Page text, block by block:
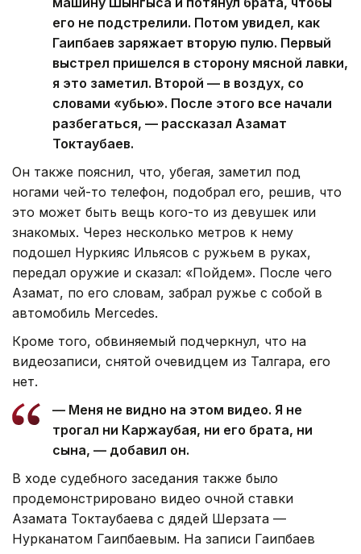
его не подстрелили. Потом увидел, как
Гаипбаев заряжает вторую пулю. Первый
выстрел пришелся в сторону мясной лавки,
я это заметил. Второй — в воздух, со
словами «убью». После этого все начали
разбегаться, — рассказал Азамат
Токтаубаев.
Он также пояснил, что, убегая, заметил под
ногами чей-то телефон, подобрал его, решив, что
это может быть вещь кого-то из девушек или
знакомых. Через несколько метров к нему
подошел Нуркияс Ильясов с ружьем в руках,
передал оружие и сказал: «Пойдем». После чего
Азамат, по его словам, забрал ружье с собой в
автомобиль Mercedes.
Кроме того, обвиняемый подчеркнул, что на
видеозаписи, снятой очевидцем из Талгара, его
нет.
— Меня не видно на этом видео. Я не
трогал ни Каржаубая, ни его брата, ни
сына, — добавил он.
В ходе судебного заседания также было
продемонстрировано видео очной ставки
Азамата Токтаубаева с дядей Шерзата —
Нурканатом Гаипбаевым. На записи Гаипбаев